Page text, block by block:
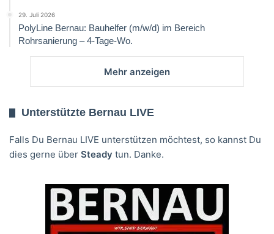
29. Juli 2026
PolyLine Bernau: Bauhelfer (m/w/d) im Bereich
Rohrsanierung – 4-Tage-Wo.
Mehr anzeigen
Unterstützte Bernau LIVE
Falls Du Bernau LIVE unterstützen möchtest, so kannst Du
dies gerne über Steady tun. Danke.